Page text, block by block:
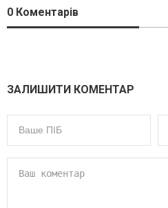
0 Коментарів
ЗАЛИШИТИ КОМЕНТАР